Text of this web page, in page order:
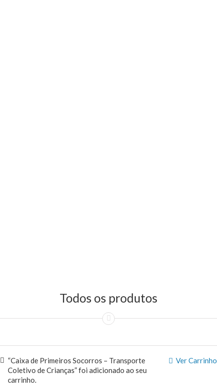
Todos os produtos
Ver Carrinho
“Caixa de Primeiros Socorros – Transporte
Coletivo de Crianças” foi adicionado ao seu
carrinho.